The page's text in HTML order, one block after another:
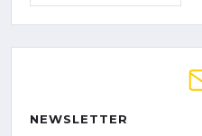
NEWSLETTER